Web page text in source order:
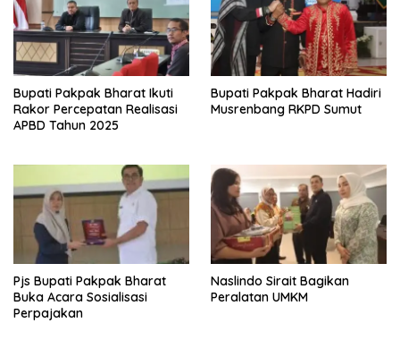
Bupati Pakpak Bharat Ikuti
Rakor Percepatan Realisasi
APBD Tahun 2025
Bupati Pakpak Bharat Hadiri
Musrenbang RKPD Sumut
Pjs Bupati Pakpak Bharat
Buka Acara Sosialisasi
Perpajakan
Naslindo Sirait Bagikan
Peralatan UMKM